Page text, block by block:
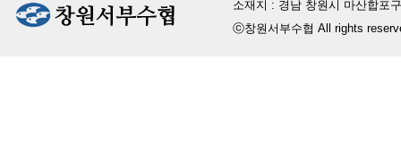
소재지 : 경남 창원시 마산합포
ⓒ창원서부수협 All rights